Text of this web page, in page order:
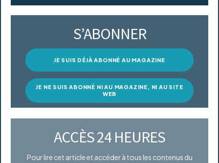
S’ABONNER
JE SUIS DÉJÀ ABONNÉ AU MAGAZINE
JE NE SUIS ABONNÉ NI AU MAGAZINE, NI AU SITE
WEB
ACCÈS 24 HEURES
Pour lire cet article et accéder à tous les contenus du